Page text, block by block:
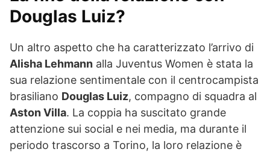
Douglas Luiz?
Un altro aspetto che ha caratterizzato l’arrivo di
Alisha Lehmann alla Juventus Women è stata la
sua relazione sentimentale con il centrocampista
brasiliano Douglas Luiz, compagno di squadra al
Aston Villa. La coppia ha suscitato grande
attenzione sui social e nei media, ma durante il
periodo trascorso a Torino, la loro relazione è